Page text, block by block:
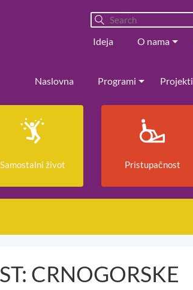
Ideja O nama
Naslovna Programi Projekti
Samostalni život Pristupačnost
CRNOGORSKE